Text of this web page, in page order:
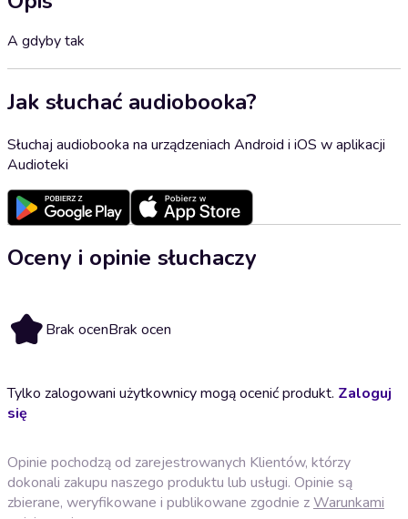
A gdyby tak
Jak słuchać audiobooka?
Słuchaj audiobooka na urządzeniach Android i iOS w aplikacji
Audioteki
Oceny i opinie słuchaczy
Brak ocenBrak ocen
Tylko zalogowani użytkownicy mogą ocenić produkt. Zaloguj
się
Opinie pochodzą od zarejestrowanych Klientów, którzy
dokonali zakupu naszego produktu lub usługi. Opinie są
zbierane, weryfikowane i publikowane zgodnie zWarunkami